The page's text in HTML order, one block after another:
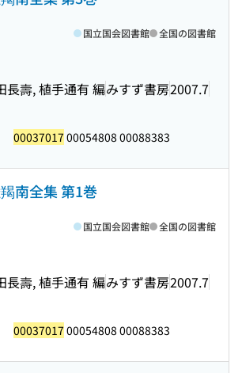
長壽, 植手通有 編みすず書房2007.7
国立国会図書館 全国の図書館
00037017 00054808 00088383
南全集 第1巻
長壽, 植手通有 編みすず書房2007.7
国立国会図書館 全国の図書館
00037017 00054808 00088383